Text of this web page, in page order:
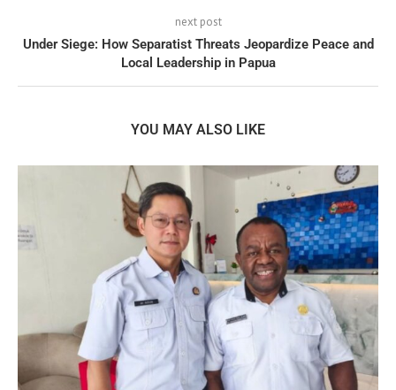
next post
Under Siege: How Separatist Threats Jeopardize Peace and
Local Leadership in Papua
YOU MAY ALSO LIKE